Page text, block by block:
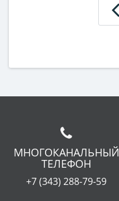
МНОГОКАНАЛЬНЫЙ
ТЕЛЕФОН
+7 (343) 288-79-59